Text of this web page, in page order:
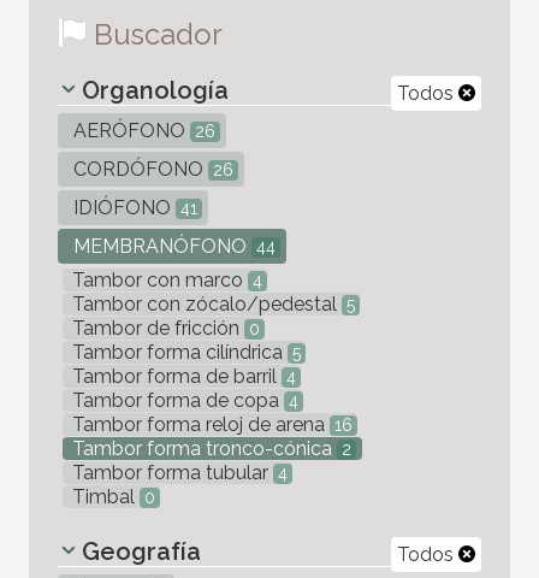
Buscador
Todos
Organología
AERÓFONO 26
CORDÓFONO 26
IDIÓFONO 41
MEMBRANÓFONO 44
Tambor con marco 4
Tambor con zócalo/pedestal 5
Tambor de fricción 0
Tambor forma cilíndrica 5
Tambor forma de barril 4
Tambor forma de copa 4
Tambor forma reloj de arena 16
Tambor forma tronco-cónica 2
Tambor forma tubular 4
Timbal 0
Todos
Geografía